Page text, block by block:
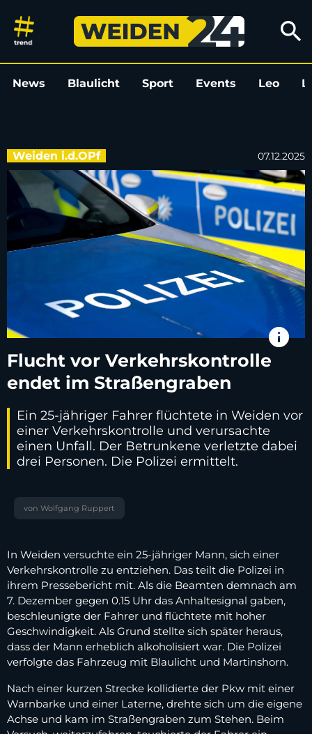
Flucht vor Verkehrskontrolle
search
News Blaulicht Sport Events Leo
Weiden i.d.OPf 07.12.2025
info
Flucht vor Verkehrskontrolle
endet im Straßengraben
Ein 25-jähriger Fahrer flüchtete in Weiden vor
einer Verkehrskontrolle und verursachte
einen Unfall. Der Betrunkene verletzte dabei
drei Personen. Die Polizei ermittelt.
von Wolfgang Ruppert
In Weiden versuchte ein 25-jähriger Mann, sich einer
Verkehrskontrolle zu entziehen. Das teilt die Polizei in
ihrem Pressebericht mit. Als die Beamten demnach am
7. Dezember gegen 0.15 Uhr das Anhaltesignal gaben,
beschleunigte der Fahrer und flüchtete mit hoher
Geschwindigkeit. Als Grund stellte sich später heraus,
dass der Mann erheblich alkoholisiert war. Die Polizei
verfolgte das Fahrzeug mit Blaulicht und Martinshorn.
Nach einer kurzen Strecke kollidierte der Pkw mit einer
Warnbarke und einer Laterne, drehte sich um die eigene
Achse und kam im Straßengraben zum Stehen. Beim